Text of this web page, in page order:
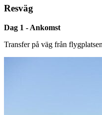
Resväg
Dag 1 - Ankomst
Transfer på väg från